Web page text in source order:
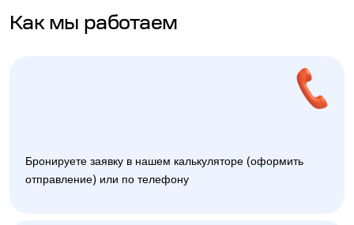
Как мы работаем
Бронируете заявку в нашем калькуляторе (оформить
отправление) или по телефону